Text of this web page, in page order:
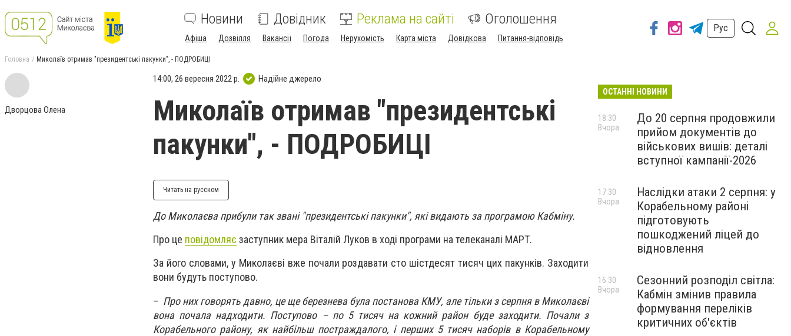
Новини Довідник Реклама на сайті Оголошення
Афіша Дозвілля Вакансії Погода Нерухомість Карта міста Довідкова Питання-відповідь
Рус
Головна Миколаїв отримав "президентські пакунки", - ПОДРОБИЦІ
Дворцова Олена
14:00, 26 вересня 2022 р. Надійне джерело
Миколаїв отримав "президентські
пакунки", - ПОДРОБИЦІ
Читать на русском
До Миколаєва прибули так звані "президентські пакунки", які видають за програмою Кабміну.
Про це повідомляє заступник мера Віталій Луков в ході програми на телеканалі МАРТ.
За його словами, у Миколаєві вже почали роздавати сто шістдесят тисяч цих пакунків. Заходити
вони будуть поступово.
– Про них говорять давно, це ще березнева була постанова КМУ, але тільки з серпня в Миколаєві
вона почала надходити. Поступово – по 5 тисяч на кожний район буде заходити. Почали з
Корабельного району, як найбільш постраждалого, і перших 5 тисяч наборів в Корабельному
ОСТАННІ НОВИНИ
До 20 серпня продовжили
прийом документів до
військових вишів: деталі
вступної кампанії-2026
18:30
Вчора
Наслідки атаки 2 серпня: у
Корабельному районі
підготовують
пошкоджений ліцей до
відновлення
17:30
Вчора
Сезонний розподіл світла:
Кабмін змінив правила
формування переліків
критичних об'єктів
16:30
Вчора